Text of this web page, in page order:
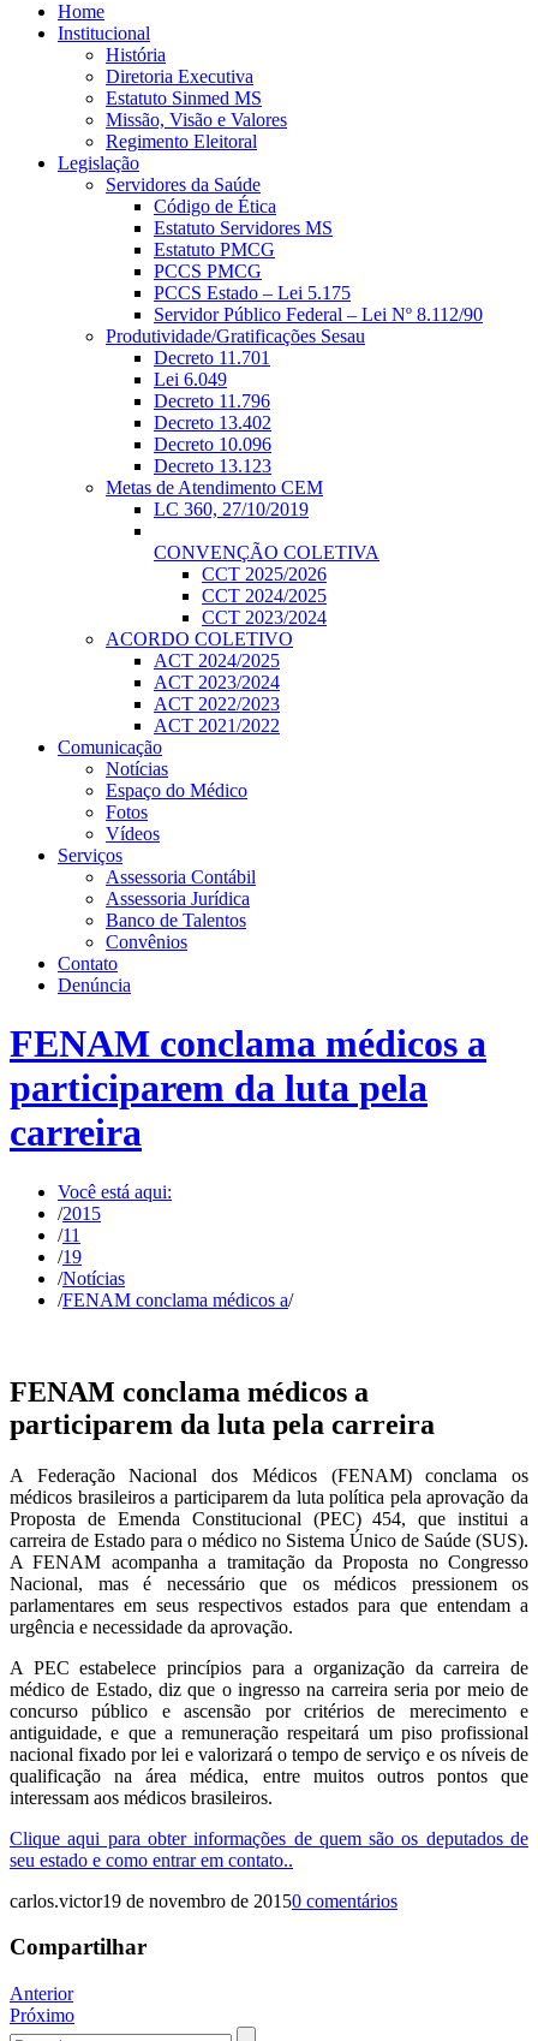
Home
Institucional
História
Diretoria Executiva
Estatuto Sinmed MS
Missão, Visão e Valores
Regimento Eleitoral
Legislação
Servidores da Saúde
Código de Ética
Estatuto Servidores MS
Estatuto PMCG
PCCS PMCG
PCCS Estado – Lei 5.175
Servidor Público Federal – Lei Nº 8.112/90
Produtividade/Gratificações Sesau
Decreto 11.701
Lei 6.049
Decreto 11.796
Decreto 13.402
Decreto 10.096
Decreto 13.123
Metas de Atendimento CEM
LC 360, 27/10/2019
CONVENÇÃO COLETIVA
CCT 2025/2026
CCT 2024/2025
CCT 2023/2024
ACORDO COLETIVO
ACT 2024/2025
ACT 2023/2024
ACT 2022/2023
ACT 2021/2022
Comunicação
Notícias
Espaço do Médico
Fotos
Vídeos
Serviços
Assessoria Contábil
Assessoria Jurídica
Banco de Talentos
Convênios
Contato
Denúncia
FENAM conclama médicos a
participarem da luta pela
carreira
Você está aqui:
/2015
/11
/19
/Notícias
/FENAM conclama médicos a/
FENAM conclama médicos a
participarem da luta pela carreira
A Federação Nacional dos Médicos (FENAM) conclama os
médicos brasileiros a participarem da luta política pela aprovação da
Proposta de Emenda Constitucional (PEC) 454, que institui a
carreira de Estado para o médico no Sistema Único de Saúde (SUS).
A FENAM acompanha a tramitação da Proposta no Congresso
Nacional, mas é necessário que os médicos pressionem os
parlamentares em seus respectivos estados para que entendam a
urgência e necessidade da aprovação.
A PEC estabelece princípios para a organização da carreira de
médico de Estado, diz que o ingresso na carreira seria por meio de
concurso público e ascensão por critérios de merecimento e
antiguidade, e que a remuneração respeitará um piso profissional
nacional fixado por lei e valorizará o tempo de serviço e os níveis de
qualificação na área médica, entre muitos outros pontos que
interessam aos médicos brasileiros.
Clique aqui para obter informações de quem são os deputados de
seu estado e como entrar em contato..
carlos.victor19 de novembro de 20150 comentários
Compartilhar
Navegação
de
Anterior
Próximo
Procurar